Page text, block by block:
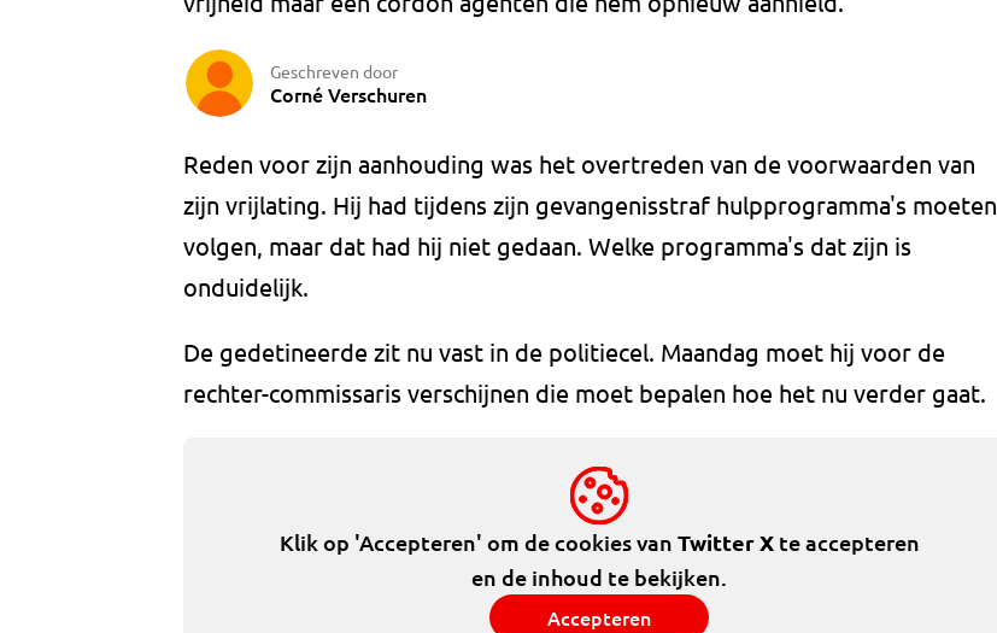
Geschreven door
Corné Verschuren
Reden voor zijn aanhouding was het overtreden van de voorwaarden van
zijn vrijlating. Hij had tijdens zijn gevangenisstraf hulpprogramma's moeten
volgen, maar dat had hij niet gedaan. Welke programma's dat zijn is
onduidelijk.
De gedetineerde zit nu vast in de politiecel. Maandag moet hij voor de
rechter-commissaris verschijnen die moet bepalen hoe het nu verder gaat.
Klik op 'Accepteren' om de cookies van Twitter Xte accepteren
en de inhoud te bekijken.
Accepteren